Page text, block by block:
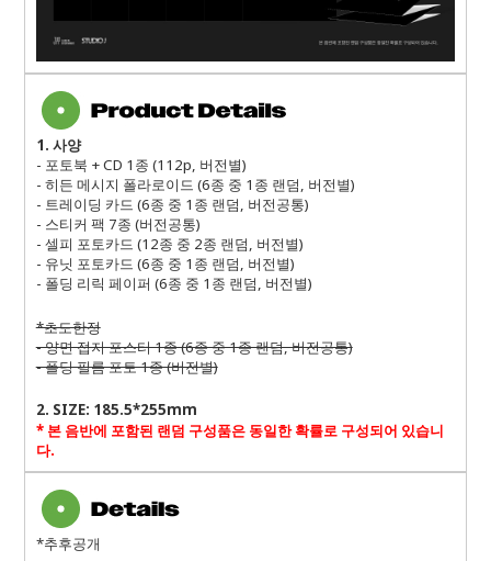
1. 사양
- 포토북 + CD 1종 (112p, 버전별)
- 히든 메시지 폴라로이드 (6종 중 1종 랜덤, 버전별)
- 트레이딩 카드 (6종 중 1종 랜덤, 버전공통)
- 스티커 팩 7종 (버전공통)
- 셀피 포토카드 (12종 중 2종 랜덤, 버전별)
- 유닛 포토카드 (6종 중 1종 랜덤, 버전별)
- 폴딩 리릭 페이퍼 (6종 중 1종 랜덤, 버전별)
*초도한정
- 양면 접지 포스터 1종 (6종 중 1종 랜덤, 버전공통)
- 폴딩 필름 포토 1종 (버전별)
2. SIZE: 185.5*255mm
* 본 음반에 포함된 랜덤 구성품은 동일한 확률로 구성되어 있습니
다.
*추후공개